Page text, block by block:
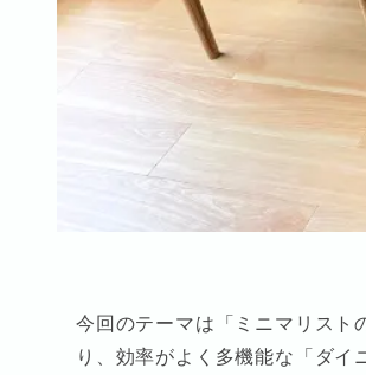
今回のテーマは「ミニマリスト
り、効率がよく多機能な「ダイ